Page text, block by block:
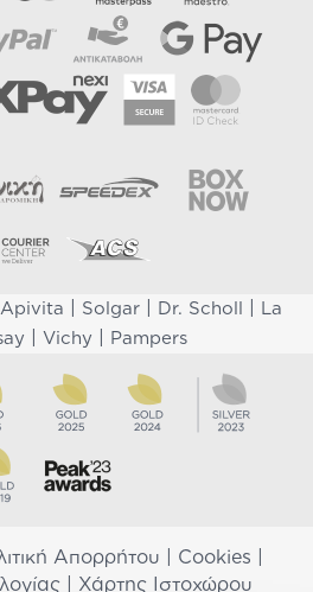
Apivita Solgar| Dr. Scholl
La
Vichy Pampers
Απορρήτου Cookies
| Χάρτης Ιστοχώρου